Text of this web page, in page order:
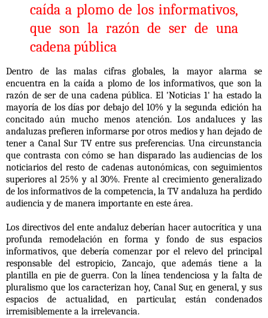
caída a plomo de los informativos,
que son la razón de ser de una
cadena pública
Dentro de las malas cifras globales, la mayor alarma se
encuentra en la caída a plomo de los informativos, que son la
razón de ser de una cadena pública. El 'Noticias 1' ha estado la
mayoría de los días por debajo del 10% y la segunda edición ha
concitado aún mucho menos atención. Los andaluces y las
andaluzas prefieren informarse por otros medios y han dejado de
tener a Canal Sur TV entre sus preferencias. Una circunstancia
que contrasta con cómo se han disparado las audiencias de los
noticiarios del resto de cadenas autonómicas, con seguimientos
superiores al 25% y al 30%. Frente al crecimiento generalizado
de los informativos de la competencia, la TV andaluza ha perdido
audiencia y de manera importante en este área.
Los directivos del ente andaluz deberían hacer autocrítica y una
profunda remodelación en forma y fondo de sus espacios
informativos, que debería comenzar por el relevo del principal
responsable del estropicio, Zancajo, que además tiene a la
plantilla en pie de guerra. Con la línea tendenciosa y la falta de
pluralismo que los caracterizan hoy, Canal Sur, en general, y sus
espacios de actualidad, en particular, están condenados
irremisiblemente a la irrelevancia.